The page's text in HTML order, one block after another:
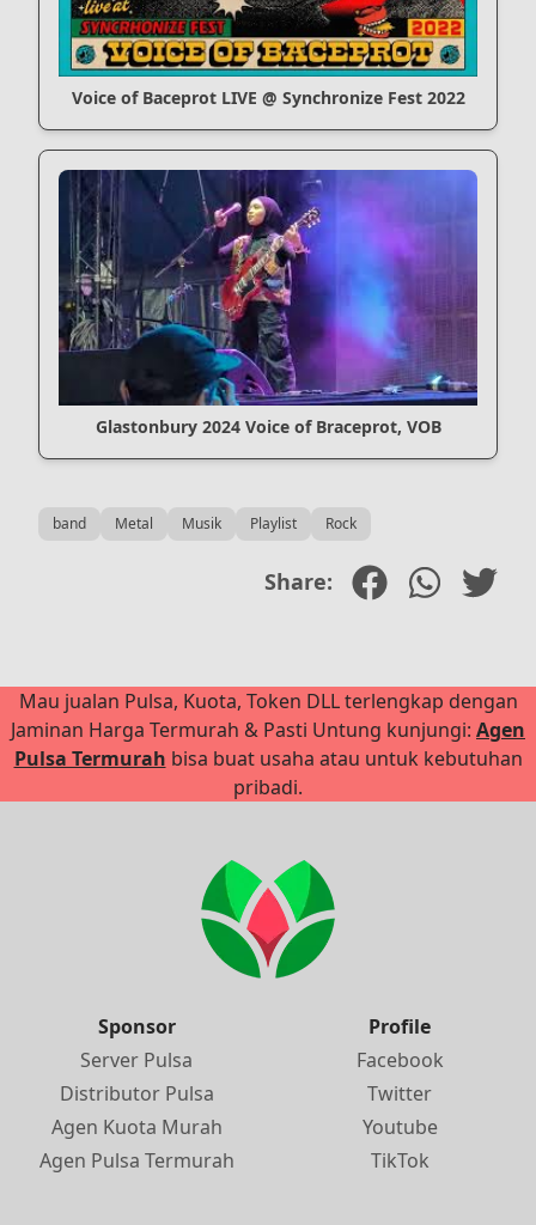
Voice of Baceprot LIVE @ Synchronize Fest 2022
Glastonbury 2024 Voice of Braceprot, VOB
band Metal Musik Playlist Rock
Share:
Mau jualan Pulsa, Kuota, Token DLL terlengkap dengan
Jaminan Harga Termurah & Pasti Untung kunjungi: Agen
Pulsa Termurah bisa buat usaha atau untuk kebutuhan
pribadi.
Sponsor
Server Pulsa
Distributor Pulsa
Agen Kuota Murah
Agen Pulsa Termurah
Profile
Facebook
Twitter
Youtube
TikTok